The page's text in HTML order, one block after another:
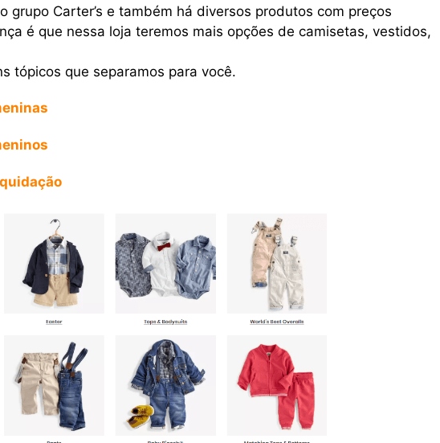
grupo Carter’s e também há diversos produtos com preços
é que nessa loja teremos mais opções de camisetas, vestidos,
tópicos que separamos para você.